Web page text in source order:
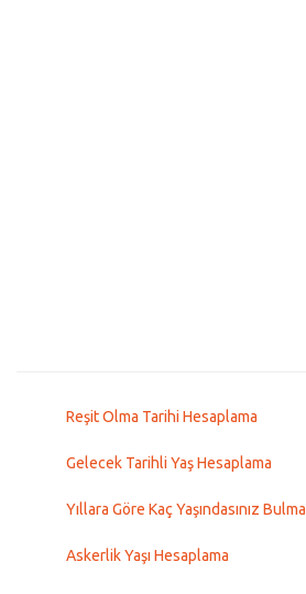
Reşit Olma Tarihi Hesaplama
Gelecek Tarihli Yaş Hesaplama
Yıllara Göre Kaç Yaşındasınız Bulma
Askerlik Yaşı Hesaplama